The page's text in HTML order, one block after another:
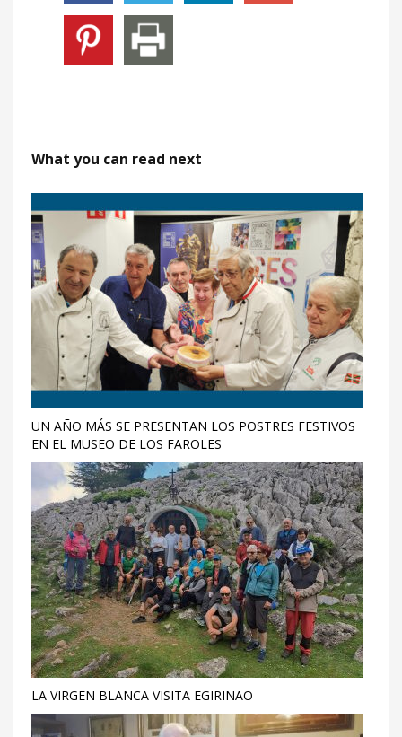
What you can read next
UN AÑO MÁS SE PRESENTAN LOS POSTRES FESTIVOS
EN EL MUSEO DE LOS FAROLES
LA VIRGEN BLANCA VISITA EGIRIÑAO